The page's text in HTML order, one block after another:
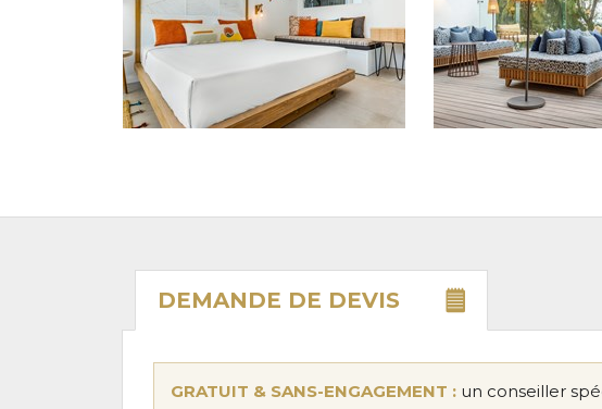
DEMANDE DE DEVIS
GRATUIT & SANS-ENGAGEMENT : un conseiller